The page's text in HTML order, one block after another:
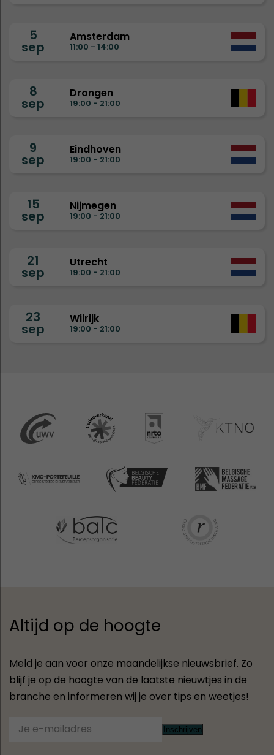
5
sep
Amsterdam
11:00 - 14:00
8
sep
Drongen
19:00 - 21:00
9
sep
Eindhoven
19:00 - 21:00
15
sep
Nijmegen
19:00 - 21:00
21
sep
Utrecht
19:00 - 21:00
23
sep
Wilrijk
19:00 - 21:00
Altijd op de hoogte
Meld je aan voor onze maandelijkse nieuwsbrief. Zo
blijf je op de hoogte van de laatste nieuwtjes in de
branche en informeren wij je over tips en weetjes!
Inschrijven